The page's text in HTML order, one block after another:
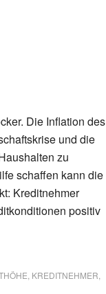
Die Inflation des
und die
zu
schaffen kann die
Kreditnehmer
positiv
KREDITNEHMER